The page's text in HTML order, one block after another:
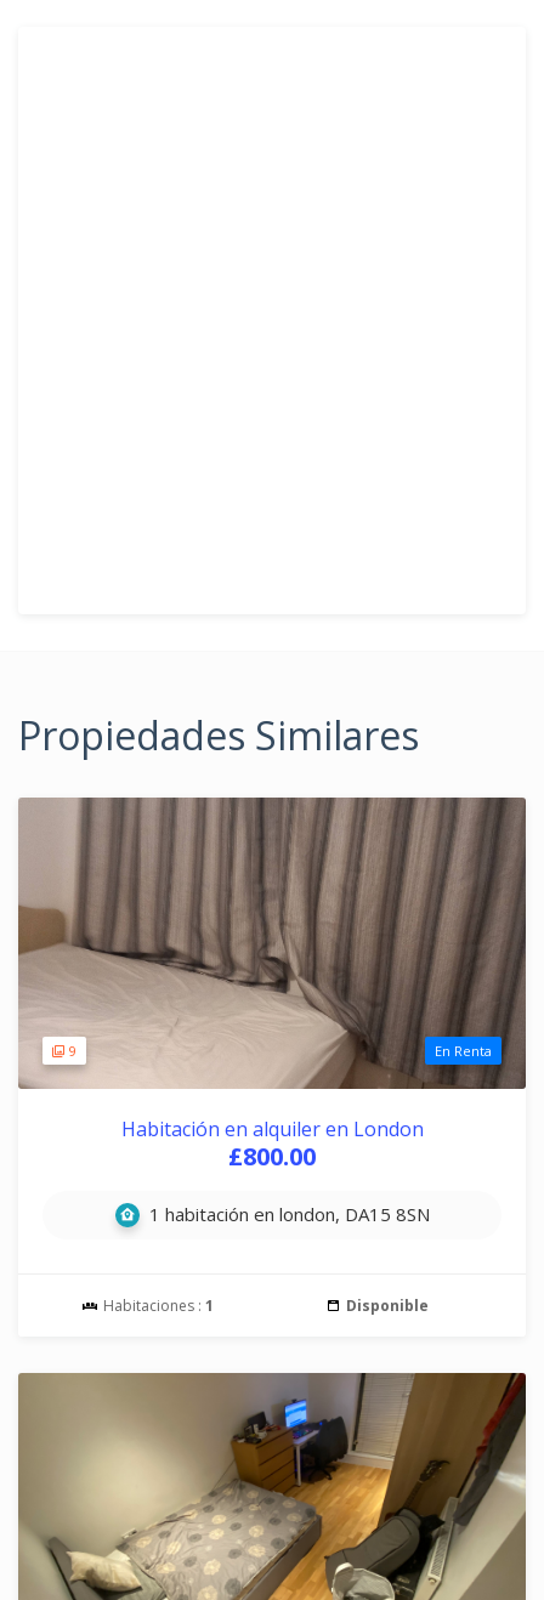
Propiedades Similares
9 En Renta
Habitación en alquiler en London
£800.00
1 habitación en london, DA15 8SN
Habitaciones : 1 Disponible